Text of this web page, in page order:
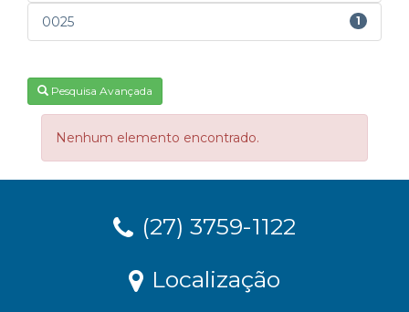
0025 1
Pesquisa Avançada
Nenhum elemento encontrado.
(27) 3759-1122
Localização